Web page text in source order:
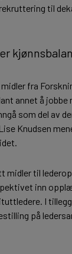
til
fra
annet å jobbe
som del av
Knudsen
midler til
inn
I
på